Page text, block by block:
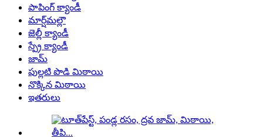
పాపింగ్ క్యాండీ
మార్ష్‌మల్లౌ
జెల్లీ క్యాండీ
స్ప్రే క్యాండీ
జామ్
పుల్లటి పొడి మిఠాయి
నొక్కిన మిఠాయి
ఇతరులు